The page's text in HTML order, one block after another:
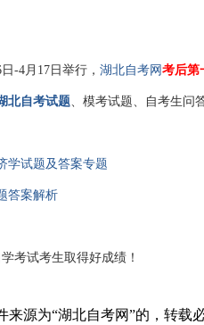
-4月17日举行， 湖北自考网 考后第
北自考试题、 模考试题、 自考生问
学试题及答案专题
答案解析
学考试考生取得好成绩！
源为“湖北自考网”的，转载